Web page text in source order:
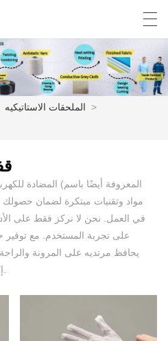
Deutsch English
الملحقات الاستاتيكيه >
في العمل. نحن لا نركز فقط على
على تجربة المستخدم. مع توفير
يحافظ مرتديه على المرونة